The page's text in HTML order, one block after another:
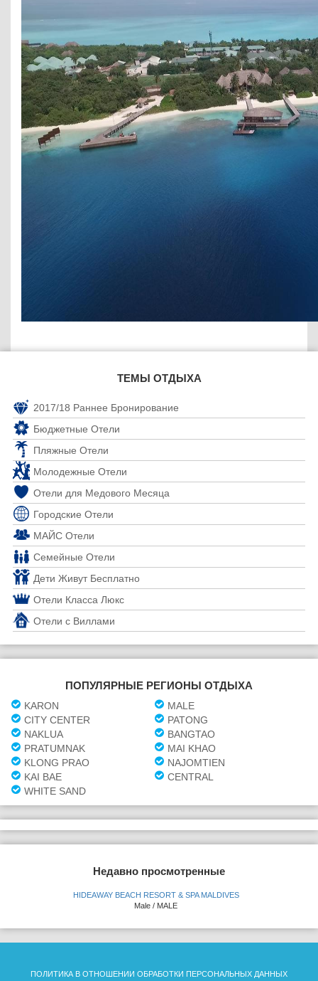
ТЕМЫ ОТДЫХА
2017/18 Раннее Бронирование
Бюджетные Отели
Пляжные Отели
Молодежные Отели
Отели для Медового Месяца
Городские Отели
МАЙС Отели
Семейные Отели
Дети Живут Бесплатно
Отели Класса Люкс
Отели с Виллами
ПОПУЛЯРНЫЕ РЕГИОНЫ ОТДЫХА
KARON
MALE
CITY CENTER
PATONG
NAKLUA
BANGTAO
PRATUMNAK
MAI KHAO
KLONG PRAO
NAJOMTIEN
KAI BAE
CENTRAL
WHITE SAND
Недавно просмотренные
HIDEAWAY BEACH RESORT & SPA MALDIVES
Male / MALE
ПОЛИТИКА В ОТНОШЕНИИ ОБРАБОТКИ ПЕРСОНАЛЬНЫХ ДАННЫХ